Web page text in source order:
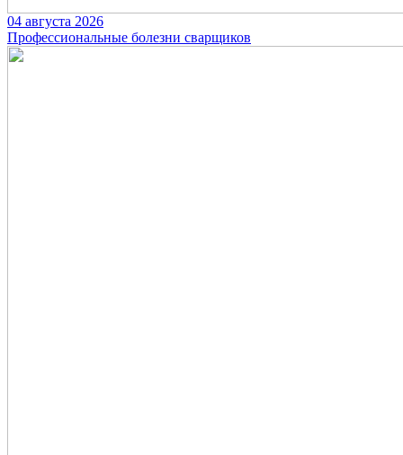
04 августа 2026
Профессиональные болезни сварщиков